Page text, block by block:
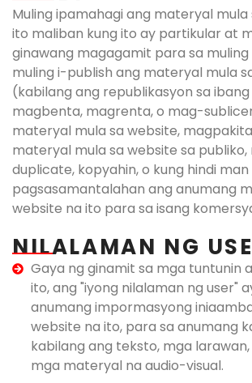
Muling ipamahagi ang materyal mula
ito maliban kung ito ay partikular at
ginawang magagamit para sa
muling i-publish ang materyal mula
(kabilang ang republikasyon sa
magbenta, magrenta, o mag-
materyal mula sa website,
materyal mula sa website sa
duplicate, kopyahin, o kung hindi man
pagsasamantalahan ang anumang
website na ito para sa isang
NILALAMAN NG
Gaya ng ginamit sa mga tuntunin
ito, ang "iyong nilalaman ng user"
anumang impormasyong
website na ito, para sa anumang
kabilang ang teksto, mga larawan,
mga materyal na audio-visual.